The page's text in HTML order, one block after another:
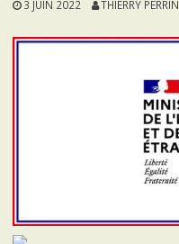
3 JUIN 2022 THIERRY PERRIN